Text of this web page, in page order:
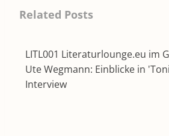
Related Posts
LITL001 Literaturlounge.eu im
Ute Wegmann: Einblicke in
Interview